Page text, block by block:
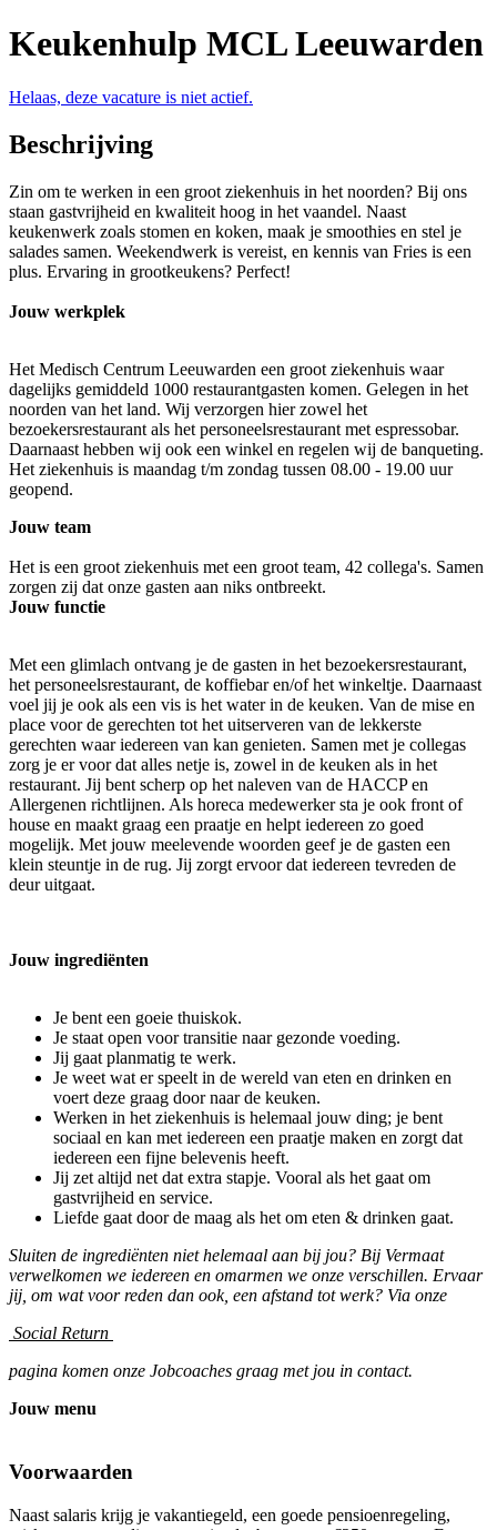
Keukenhulp MCL Leeuwarden
Helaas, deze vacature is niet actief.
Beschrijving
Zin om te werken in een groot ziekenhuis in het noorden? Bij ons
staan gastvrijheid en kwaliteit hoog in het vaandel. Naast
keukenwerk zoals stomen en koken, maak je smoothies en stel je
salades samen. Weekendwerk is vereist, en kennis van Fries is een
plus. Ervaring in grootkeukens? Perfect!
Jouw werkplek
Het Medisch Centrum Leeuwarden een groot ziekenhuis waar
dagelijks gemiddeld 1000 restaurantgasten komen. Gelegen in het
noorden van het land. Wij verzorgen hier zowel het
bezoekersrestaurant als het personeelsrestaurant met espressobar.
Daarnaast hebben wij ook een winkel en regelen wij de banqueting.
Het ziekenhuis is maandag t/m zondag tussen 08.00 - 19.00 uur
geopend.
Jouw team
Het is een groot ziekenhuis met een groot team, 42 collega's. Samen
zorgen zij dat onze gasten aan niks ontbreekt.
Jouw functie
Met een glimlach ontvang je de gasten in het bezoekersrestaurant,
het personeelsrestaurant, de koffiebar en/of het winkeltje. Daarnaast
voel jij je ook als een vis is het water in de keuken. Van de mise en
place voor de gerechten tot het uitserveren van de lekkerste
gerechten waar iedereen van kan genieten. Samen met je collegas
zorg je er voor dat alles netje is, zowel in de keuken als in het
restaurant. Jij bent scherp op het naleven van de HACCP en
Allergenen richtlijnen. Als horeca medewerker sta je ook front of
house en maakt graag een praatje en helpt iedereen zo goed
mogelijk. Met jouw meelevende woorden geef je de gasten een
klein steuntje in de rug. Jij zorgt ervoor dat iedereen tevreden de
deur uitgaat.
Jouw ingrediënten
Je bent een goeie thuiskok.
Je staat open voor transitie naar gezonde voeding.
Jij gaat planmatig te werk.
Je weet wat er speelt in de wereld van eten en drinken en
voert deze graag door naar de keuken.
Werken in het ziekenhuis is helemaal jouw ding; je bent
sociaal en kan met iedereen een praatje maken en zorgt dat
iedereen een fijne belevenis heeft.
Jij zet altijd net dat extra stapje. Vooral als het gaat om
gastvrijheid en service.
Liefde gaat door de maag als het om eten & drinken gaat.
Sluiten de ingrediënten niet helemaal aan bij jou? Bij Vermaat
verwelkomen we iedereen en omarmen we onze verschillen. Ervaar
jij, om wat voor reden dan ook, een afstand tot werk? Via onze
Social Return
pagina komen onze Jobcoaches graag met jou in contact.
Jouw menu
Voorwaarden
Naast salaris krijg je vakantiegeld, een goede pensioenregeling,